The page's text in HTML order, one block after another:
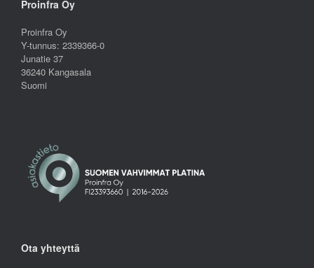
Proinfra Oy
Proinfra Oy
Y-tunnus: 2339366-0
Junatie 37
36240 Kangasala
Suomi
Ota yhteyttä